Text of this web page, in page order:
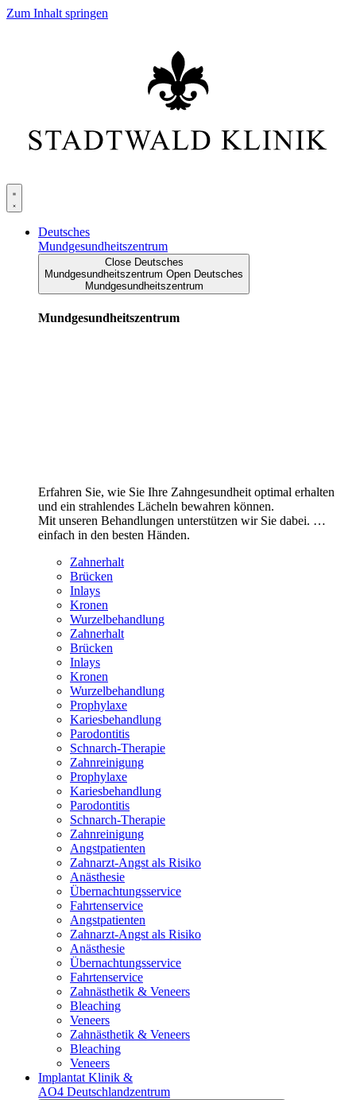
Zum Inhalt springen
Deutsches
Mundgesundheitszentrum
Close Deutsches
Mundgesundheitszentrum Open Deutsches
Mundgesundheitszentrum
Mundgesundheitszentrum
Erfahren Sie, wie Sie Ihre Zahngesundheit optimal erhalten
und ein strahlendes Lächeln bewahren können.
Mit unseren Behandlungen unterstützen wir Sie dabei. …
einfach in den besten Händen.
Zahnerhalt
Brücken
Inlays
Kronen
Wurzelbehandlung
Zahnerhalt
Brücken
Inlays
Kronen
Wurzelbehandlung
Prophylaxe
Kariesbehandlung
Parodontitis
Schnarch-Therapie
Zahnreinigung
Prophylaxe
Kariesbehandlung
Parodontitis
Schnarch-Therapie
Zahnreinigung
Angstpatienten
Zahnarzt-Angst als Risiko
Anästhesie
Übernachtungsservice
Fahrtenservice
Angstpatienten
Zahnarzt-Angst als Risiko
Anästhesie
Übernachtungsservice
Fahrtenservice
Zahnästhetik & Veneers
Bleaching
Veneers
Zahnästhetik & Veneers
Bleaching
Veneers
Implantat Klinik &
AO4 Deutschlandzentrum